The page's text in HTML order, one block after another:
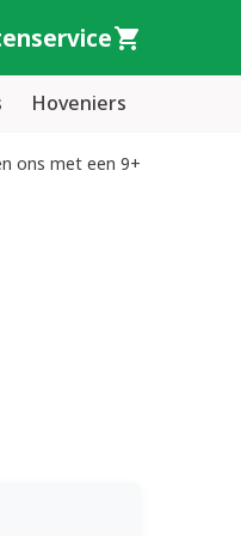
Hoveniers
ons met een 9+